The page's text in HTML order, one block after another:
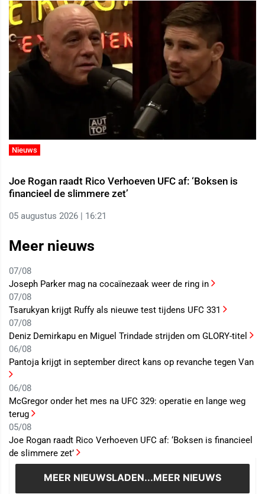
Nieuws
Joe Rogan raadt Rico Verhoeven UFC af: ‘Boksen is
financieel de slimmere zet’
05 augustus 2026 | 16:21
Meer nieuws
07/08
Joseph Parker mag na cocaïnezaak weer de ring in
07/08
Tsarukyan krijgt Ruffy als nieuwe test tijdens UFC 331
07/08
Deniz Demirkapu en Miguel Trindade strijden om GLORY-titel
06/08
Pantoja krijgt in september direct kans op revanche tegen Van
06/08
McGregor onder het mes na UFC 329: operatie en lange weg
terug
05/08
Joe Rogan raadt Rico Verhoeven UFC af: ‘Boksen is financieel
de slimmere zet’
MEER NIEUWSLADEN...MEER NIEUWS